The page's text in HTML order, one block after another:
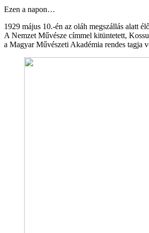
Ezen a napon…
1929 május 10.-én az oláh megszállás alatt
A Nemzet Művésze címmel kitüntetett,
a Magyar Művészeti Akadémia rendes tagja